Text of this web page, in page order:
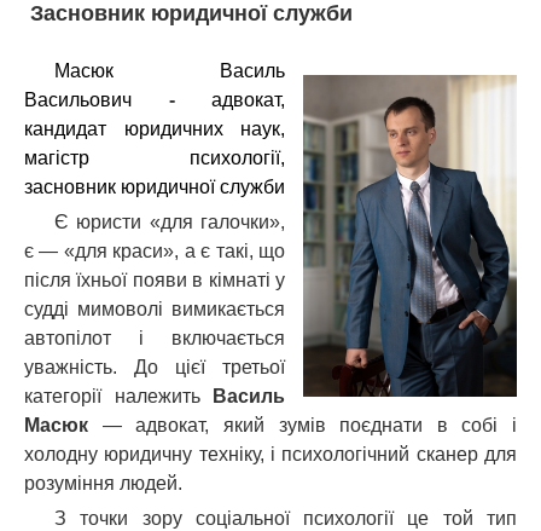
Засновник юридичної служби
Масюк Василь
Васильович - адвокат,
кандидат юридичних наук,
магістр психології,
засновник юридичної служби
Є юристи «для галочки»,
є — «для краси», а є такі, що
після їхньої появи в кімнаті у
судді мимоволі вимикається
автопілот і включається
уважність. До цієї третьої
категорії належить
Василь
Масюк — адвокат, який зумів поєднати в собі і
холодну юридичну техніку, і психологічний сканер для
розуміння людей.
З точки зору соціальної психології це той тип